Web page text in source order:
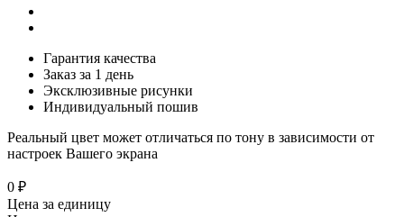
Гарантия качества
Заказ за 1 день
Эксклюзивные рисунки
Индивидуальный пошив
Реальный цвет может отличаться по тону в зависимости от
настроек Вашего экрана
0 ₽
Цена за единицу